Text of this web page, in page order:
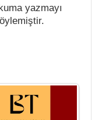
yazmayı